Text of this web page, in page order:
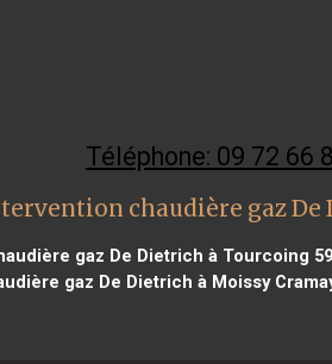
Téléphone: 09 72 66
chaudière gaz De
gaz De Dietrich à Tourcoing
gaz De Dietrich à Moissy